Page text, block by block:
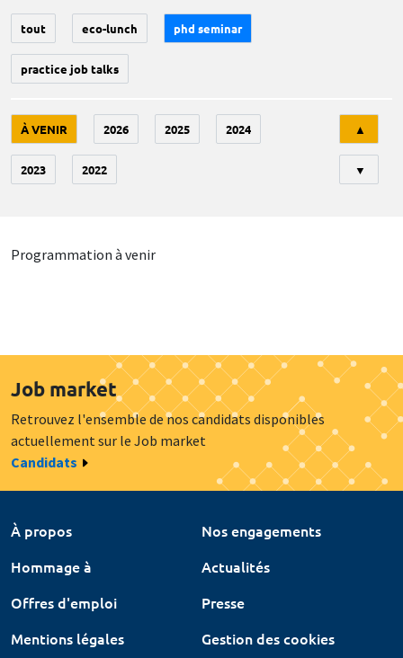
tout eco-lunch phd seminar
practice job talks
À VENIR 2026 2025 2024
2023 2022
▲
▼
Programmation à venir
Job market
Retrouvez l'ensemble de nos candidats disponibles
actuellement sur le Job market
Candidats
À propos
Nos engagements
Hommage à
Actualités
Offres d'emploi
Presse
Mentions légales
Gestion des cookies